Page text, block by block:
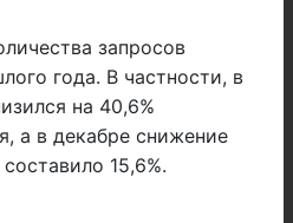
запросов
года. В частности, в
на 40,6%
а в декабре снижение
15,6%.